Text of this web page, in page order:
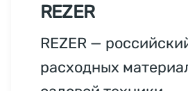
REZER
REZER —
расходных